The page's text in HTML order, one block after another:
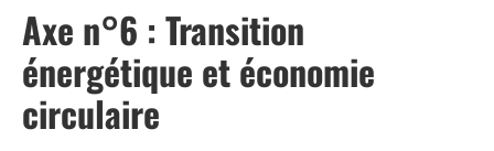
Axe n°6 : Transition
énergétique et économie
circulaire